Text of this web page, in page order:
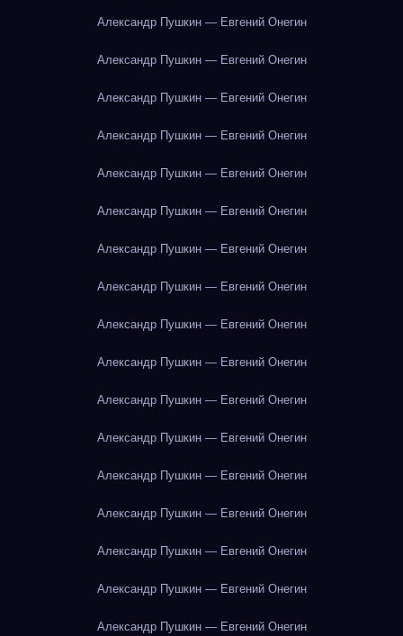
Александр Пушкин — Евгений Онегин
Александр Пушкин — Евгений Онегин
Александр Пушкин — Евгений Онегин
Александр Пушкин — Евгений Онегин
Александр Пушкин — Евгений Онегин
Александр Пушкин — Евгений Онегин
Александр Пушкин — Евгений Онегин
Александр Пушкин — Евгений Онегин
Александр Пушкин — Евгений Онегин
Александр Пушкин — Евгений Онегин
Александр Пушкин — Евгений Онегин
Александр Пушкин — Евгений Онегин
Александр Пушкин — Евгений Онегин
Александр Пушкин — Евгений Онегин
Александр Пушкин — Евгений Онегин
Александр Пушкин — Евгений Онегин
Александр Пушкин — Евгений Онегин